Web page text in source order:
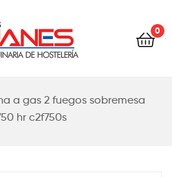
0
a gas 2 fuegos sobremesa
hr c2f750s